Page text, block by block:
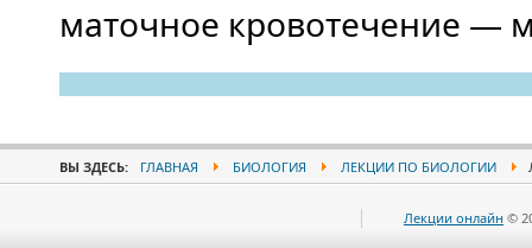
маточное кровотечение —
ВЫ ЗДЕСЬ: ГЛАВНАЯ БИОЛОГИЯ ЛЕКЦИИ ПО БИОЛОГИИ
Лекции онлайн ©